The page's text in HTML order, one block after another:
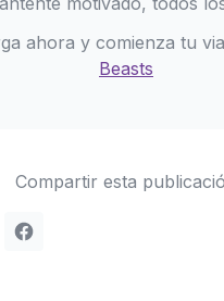
ahora y comienza tu
Beasts
Compartir esta